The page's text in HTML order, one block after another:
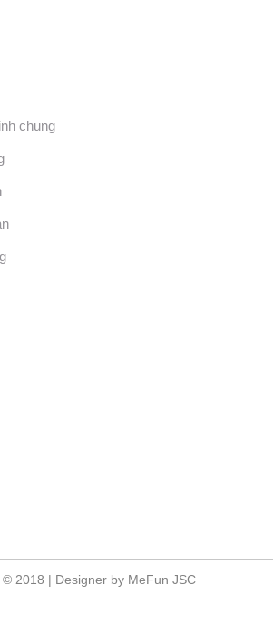
chung
2018 | Designer by MeFun JSC